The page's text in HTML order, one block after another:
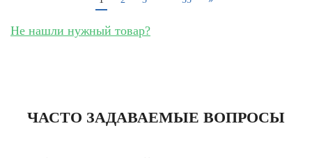
Не нашли нужный товар?
ЧАСТО ЗАДАВАЕМЫЕ ВОПРОСЫ